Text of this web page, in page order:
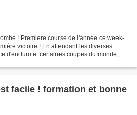
! Premiere course de l'année ce week-
victoire ! En attendant les diverses
d'enduro et certaines coupes du monde,
facile ! formation et bonne